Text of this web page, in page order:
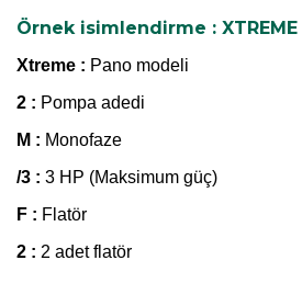
Örnek isimlendirme : XTREME
Xtreme : Pano modeli
2 : Pompa adedi
M : Monofaze
/3 : 3 HP (Maksimum güç)
F : Flatör
2 : 2 adet flatör